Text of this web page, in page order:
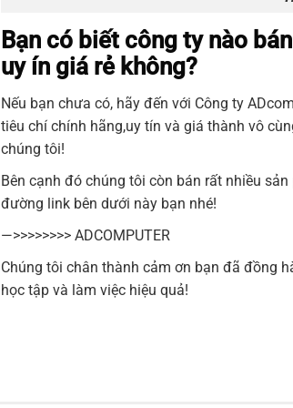
Bạn có biết công ty nào
uy ín giá rẻ không?
Nếu bạn chưa có, hãy đến với Công ty
tiêu chí chính hãng,uy tín và giá thành vô
chúng tôi!
Bên cạnh đó chúng tôi còn bán rất nhiều
đường link bên dưới này bạn nhé!
—>>>>>>>> ADCOMPUTER
Chúng tôi chân thành cảm ơn bạn đã đồng
học tập và làm việc hiệu quả!